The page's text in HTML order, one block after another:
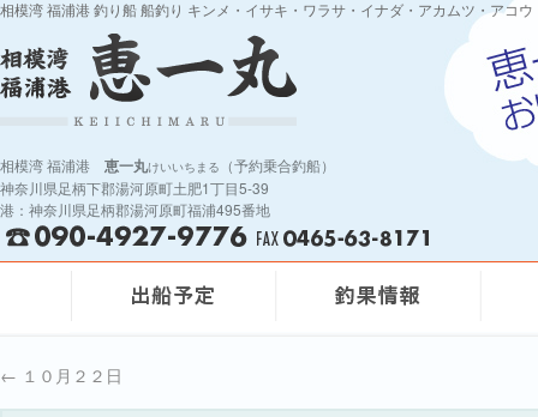
相模湾 福浦港 釣り船 船釣り キンメ・イサキ・ワラサ・イナダ・アカムツ・アコ
相模湾 福浦港 恵一丸けいいちまる
（予約乗合釣船）
神奈川県足柄下郡湯河原町土肥1丁目5-39
港：神奈川県足柄郡湯河原町福浦495番地
← １０月２２日